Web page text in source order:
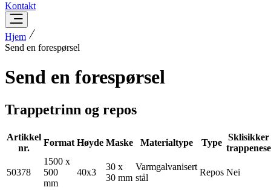
Kontakt
Hjem
Send en forespørsel
Send en forespørsel
Trappetrinn og repos
Artikkel
nr.
Format Høyde Maske Materialtype Type
Sklisikker
trappenese
50378
1500 x
500
mm
40x3
30 x
30 mm
Varmgalvanisert
stål
Repos Nei